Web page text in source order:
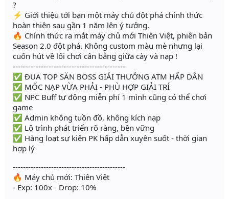
?
⚡️ Giới thiệu tới bạn một máy chủ đột phá chính thức
hoàn thiện sau gần 1 năm lên ý tưởng.
🔥 Chính thức ra mắt máy chủ mới Thiên Việt, phiên bản
Season 2.0 đột phá. Không custom màu mè nhưng lại
cuốn hút về lối chơi cân bằng giữa cày và nạp !
--------------------------------------------
✅ ĐUA TOP SĂN BOSS GIẢI THƯỞNG ATM HẤP DẪN
✅ MỐC NẠP VỪA PHẢI - PHÙ HỢP GIẢI TRÍ
✅ NPC Buff tự động miễn phí 1 mình cũng có thể chơi
game
✅ Admin không tuồn đồ, không kích nạp
✅ Lộ trình phát triển rõ ràng, bền vững
✅ Hàng loạt sự kiện PK hấp dẫn xuyên suốt - thời gian
hợp lý
--------------------------------------------
🔥 Máy chủ mới: Thiên Việt
- Exp: 100x - Drop: 10%